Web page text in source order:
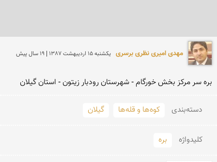
مهدی امیری نظری برسری يكشنبه 15 ارديبهشت 1387 | 19 سال پیش
بره سر مركز بخش خورگام - شهرستان رودبار زیتون - استان گیلان
دسته‌بندی کوه‌ها و قله‌ها گیلان
کلید‌واژه بره